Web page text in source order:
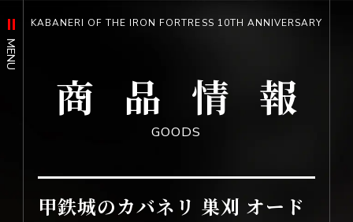
トップ
最新情報
OFFICIAL SNS
X
MENU
KABANERI OF THE IRON FORTRESS 10TH ANNIVERSARY
商品情報
GOODS
甲鉄城のカバネリ 巣刈 オード